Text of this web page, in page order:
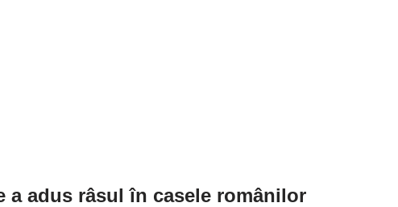
a adus râsul în casele românilor